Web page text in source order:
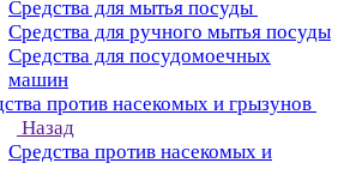
Средства для мытья посуды
Средства для ручного мытья посуды
Средства для посудомоечных
машин
против насекомых и грызунов
Назад
Средства против насекомых и